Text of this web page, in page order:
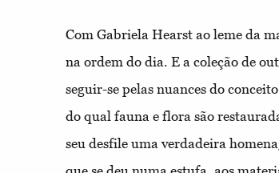
Com Gabriela Hearst ao leme da
na ordem do dia. E a coleção de
seguir-se pelas nuances do
do qual fauna e flora são
seu desfile uma verdadeira